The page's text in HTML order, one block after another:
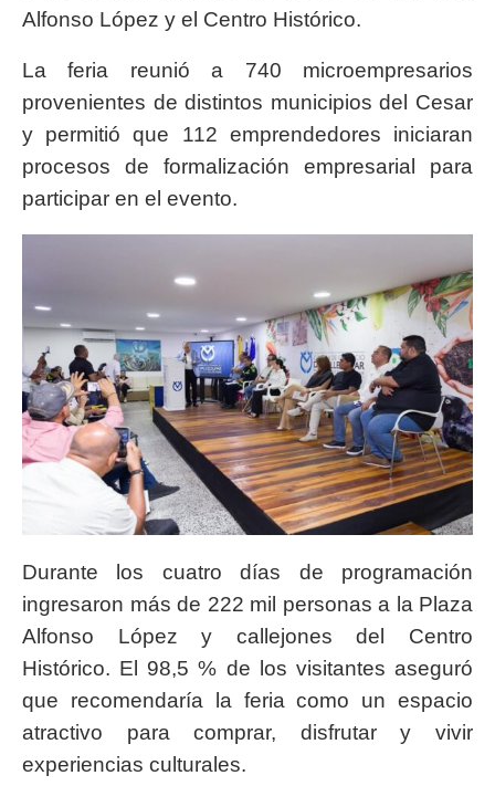
Alfonso López y el Centro Histórico.
La feria reunió a 740 microempresarios
provenientes de distintos municipios del Cesar
y permitió que 112 emprendedores iniciaran
procesos de formalización empresarial para
participar en el evento.
Durante los cuatro días de programación
ingresaron más de 222 mil personas a la Plaza
Alfonso López y callejones del Centro
Histórico. El 98,5 % de los visitantes aseguró
que recomendaría la feria como un espacio
atractivo para comprar, disfrutar y vivir
experiencias culturales.